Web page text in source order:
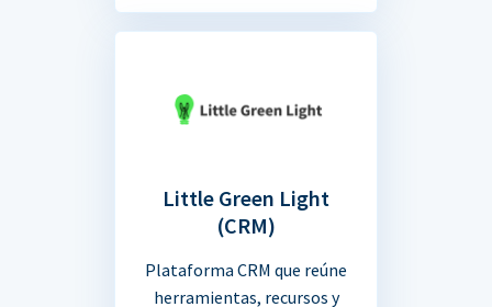
Little Green Light
(CRM)
Plataforma CRM que reúne
herramientas, recursos y